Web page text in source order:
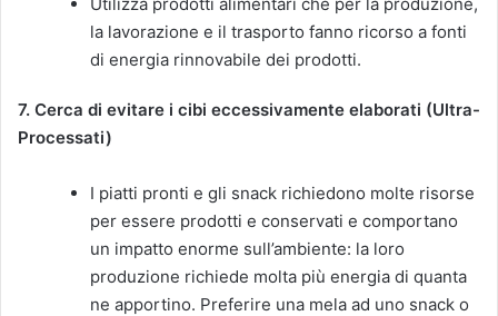
la lavorazione e il trasporto fanno ricorso a fonti
di energia rinnovabile dei prodotti.
7. Cerca di evitare i cibi eccessivamente elaborati (Ultra-
Processati)
I piatti pronti e gli snack richiedono molte risorse
per essere prodotti e conservati e comportano
un impatto enorme sull’ambiente: la loro
produzione richiede molta più energia di quanta
ne apportino. Preferire una mela ad uno snack o